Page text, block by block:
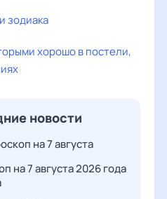
зодиака
хорошо в постели,
новости
на 7 августа
на 7 августа 2026 года